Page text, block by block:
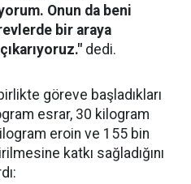
Onun da beni
bir araya
dedi.
göreve başladıkları
esrar, 30 kilogram
eroin ve 155 bin
katkı sağladığını